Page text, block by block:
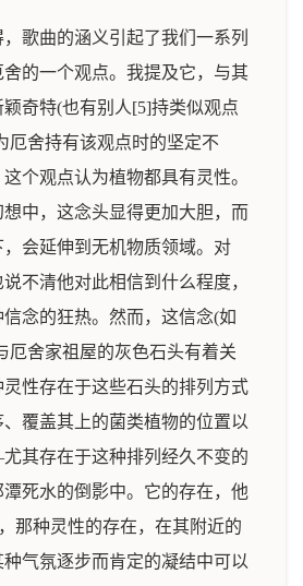
歌曲的涵义引起了我们一系列
的一个观点。我提及它，与其
奇特(也有别人[5]持类似观点
厄舍持有该观点时的坚定不
个观点认为植物都具有灵性。
中，这念头显得更加大胆，而
，会延伸到无机物质领域。对
不清他对此相信到什么程度，
念的狂热。然而，这信念(如
厄舍家祖屋的灰色石头有着关
性存在于这些石头的排列方式
覆盖其上的菌类植物的位置以
其存在于这种排列经久不变的
死水的倒影中。它的存在，他
那种灵性的存在，在其附近的
气氛逐步而肯定的凝结中可以